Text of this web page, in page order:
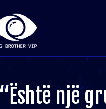
“Është një